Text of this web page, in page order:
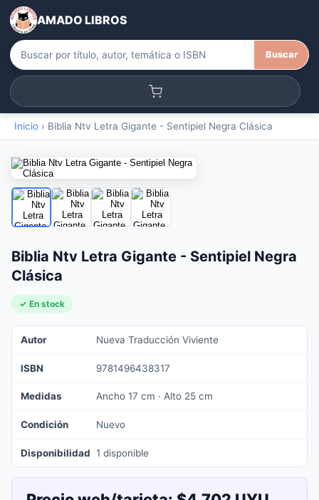
AMADO LIBROS
Buscar
Inicio › Biblia Ntv Letra Gigante - Sentipiel Negra Clásica
Biblia Ntv Letra Gigante - Sentipiel Negra
Clásica
✓ En stock
Autor Nueva Traducción Viviente
ISBN 9781496438317
Medidas Ancho 17 cm · Alto 25 cm
Condición Nuevo
Disponibilidad 1 disponible